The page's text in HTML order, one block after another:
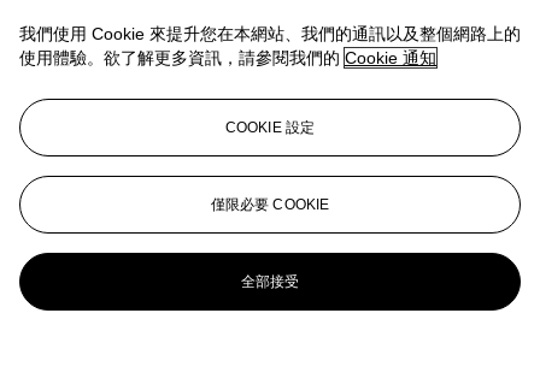
業務規定
更多來自MICA：米卡·艾特根珍藏|第二
部分
查看全部
查看全部
我們使用 Cookie 來提升您在本網站、我們的通訊以及整個網路上的
使用體驗。欲了解更多資訊，請參閱我們的 Cookie 通知
COOKIE 設定
僅限必要 COOKIE
全部接受